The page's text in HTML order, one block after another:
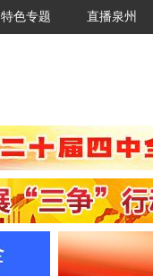
特色专题 直播泉州